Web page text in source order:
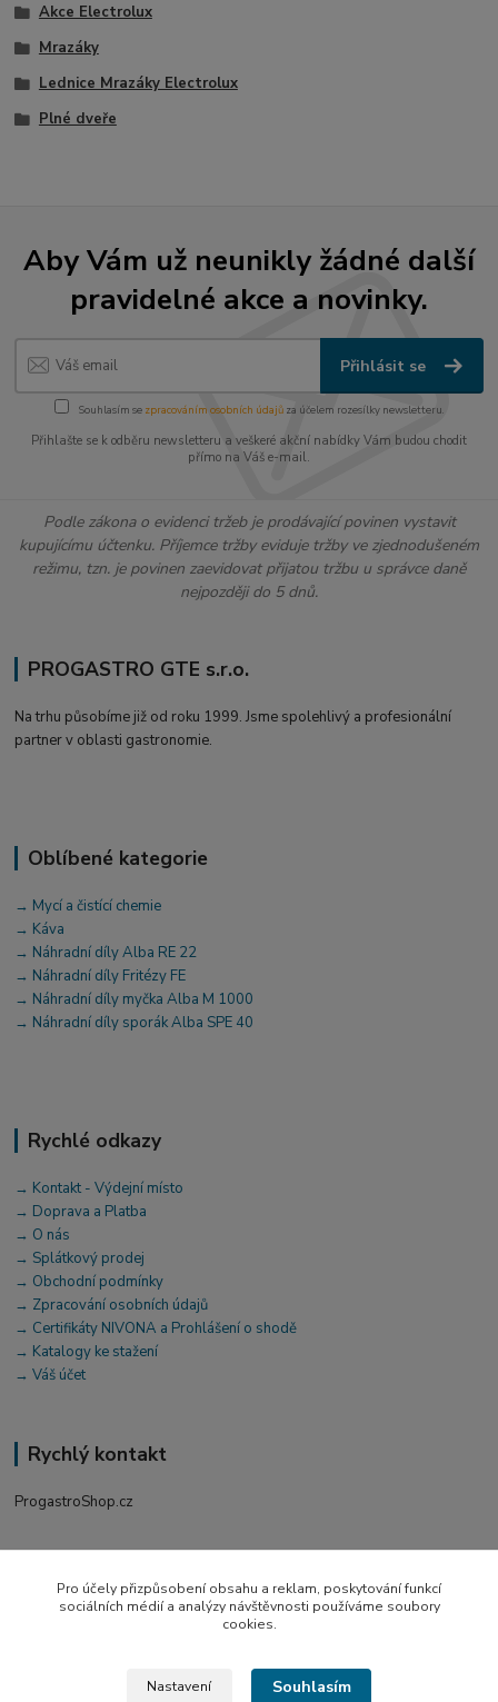
Akce Electrolux
Mrazáky
Lednice Mrazáky Electrolux
Plné dveře
Aby Vám už neunikly žádné další
pravidelné akce a novinky.
Přihlásit se
Souhlasím se zpracováním osobních údajůza účelem rozesílky newsletteru.
Přihlašte se k odběru newsletteru a veškeré akční nabídky Vám budou chodit
přímo na Váš e-mail.
Podle zákona o evidenci tržeb je prodávající povinen vystavit
kupujícímu účtenku. Příjemce tržby eviduje tržby ve zjednodušeném
režimu, tzn. je povinen zaevidovat přijatou tržbu u správce daně
nejpozději do 5 dnů.
PROGASTRO GTE s.r.o.
Na trhu působíme již od roku 1999. Jsme spolehlivý a profesionální
partner v oblasti gastronomie.
Oblíbené kategorie
→ Mycí a čistící chemie
→ Káva
→ Náhradní díly Alba RE 22
→ Náhradní díly Fritézy FE
→ Náhradní díly myčka Alba M 1000
→ Náhradní díly sporák Alba SPE 40
Rychlé odkazy
→ Kontakt - Výdejní místo
→ Doprava a Platba
→ O nás
→ Splátkový prodej
→ Obchodní podmínky
→ Zpracování osobních údajů
→ Certifikáty NIVONA a Prohlášení o shodě
→ Katalogy ke stažení
→ Váš účet
Rychlý kontakt
ProgastroShop.cz
+420 519 411 299
Po-Pá 7-16 hod
Pro účely přizpůsobení obsahu a reklam, poskytování funkcí
sociálních médií a analýzy návštěvnosti používáme soubory
cookies.
Nastavení Souhlasím